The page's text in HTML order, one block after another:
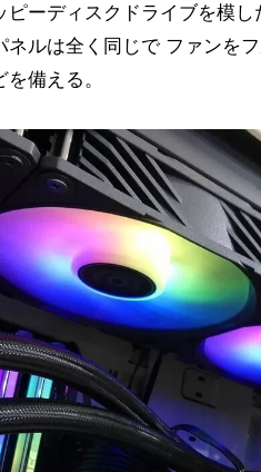
ーディスクドライブを模
ネルは全く同じで ファンを
備える。